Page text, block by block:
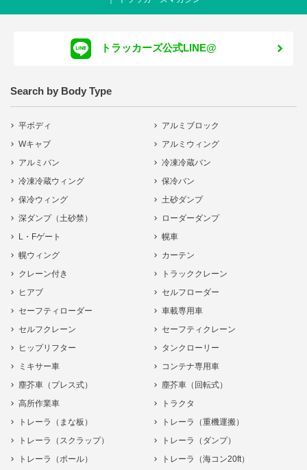
トラッカーズ公式LINE@
Search by Body Type
平ボディ
アルミブロック
Wキャブ
アルミウィング
アルミバン
冷凍冷蔵バン
冷凍冷蔵ウィング
保冷バン
保冷ウィング
土砂ダンプ
深ダンプ（土砂禁）
ローダーダンプ
L・Fゲート
幌車
幌ウィング
カーテン
クレーン付き
トラッククレーン
ヒアブ
セルフローダー
セーフティローダー
車載専用車
セルフクレーン
セーフティクレーン
ヒップリフター
タンクローリー
ミキサー車
コンテナ専用車
塵芥車（プレス式）
塵芥車（回転式）
高所作業車
トラクタ
トレーラ（まな板）
トレーラ（重機運搬）
トレーラ（スクラップ）
トレーラ（ダンプ）
トレーラ（ポール）
トレーラ（海コン20ft）